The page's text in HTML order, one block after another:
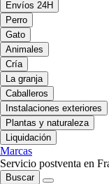
Envíos 24H
Perro
Gato
Animales
Cría
La granja
Caballeros
Instalaciones exteriores
Plantas y naturaleza
Liquidación
Marcas
Servicio postventa en
Buscar